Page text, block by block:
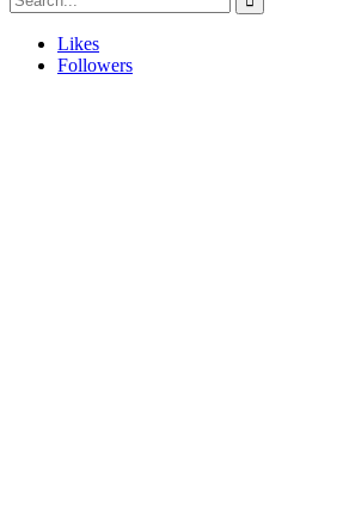
Likes
Followers